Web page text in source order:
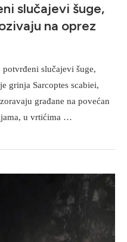
slučajevi šuge,
na oprez
slučajevi šuge,
grinja Sarcoptes scabiei,
građane na povećan
u vrtićima …